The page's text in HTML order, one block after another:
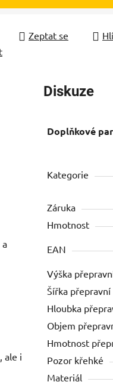
Zeptat se
Diskuze
ale i
Doplňkové
Kategorie
Záruka
Hmotnost
EAN
Výška
Šířka přepravní
Hloubka
Objem
Hmotnost
Pozor křehké
Materiál